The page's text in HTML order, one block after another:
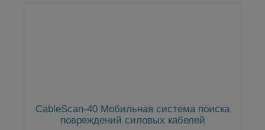
CableScan-40 Мобильная система поиска
повреждений силовых кабелей